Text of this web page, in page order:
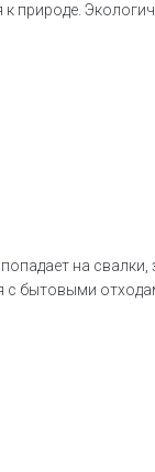
природе.
на свалки,
бытовыми